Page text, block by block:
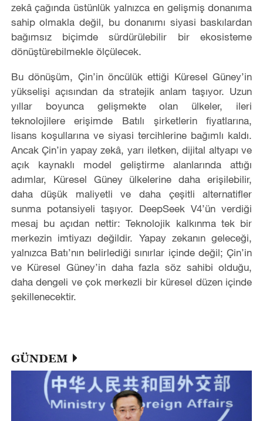
zekâ çağında üstünlük yalnızca en gelişmiş donanıma
sahip olmakla değil, bu donanımı siyasi baskılardan
bağımsız biçimde sürdürülebilir bir ekosisteme
dönüştürebilmekle ölçülecek.
Bu dönüşüm, Çin’in öncülük ettiği Küresel Güney’in
yükselişi açısından da stratejik anlam taşıyor. Uzun
yıllar boyunca gelişmekte olan ülkeler, ileri
teknolojilere erişimde Batılı şirketlerin fiyatlarına,
lisans koşullarına ve siyasi tercihlerine bağımlı kaldı.
Ancak Çin’in yapay zekâ, yarı iletken, dijital altyapı ve
açık kaynaklı model geliştirme alanlarında attığı
adımlar, Küresel Güney ülkelerine daha erişilebilir,
daha düşük maliyetli ve daha çeşitli alternatifler
sunma potansiyeli taşıyor. DeepSeek V4’ün verdiği
mesaj bu açıdan nettir: Teknolojik kalkınma tek bir
merkezin imtiyazı değildir. Yapay zekanın geleceği,
yalnızca Batı’nın belirlediği sınırlar içinde değil; Çin’in
ve Küresel Güney’in daha fazla söz sahibi olduğu,
daha dengeli ve çok merkezli bir küresel düzen içinde
şekillenecektir.
GÜNDEM